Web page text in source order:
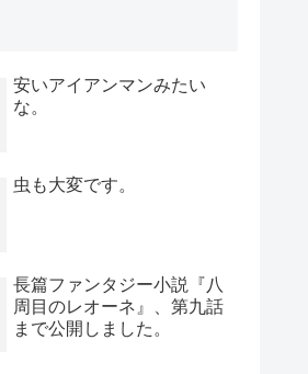
安いアイアンマンみたい
な。
虫も大変です。
長篇ファンタジー小説『八
周目のレオーネ』、第九話
まで公開しました。